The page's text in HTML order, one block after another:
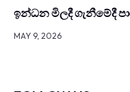
ඉන්ධන මිලදී ගැනී­මේදී
MAY 9, 2026